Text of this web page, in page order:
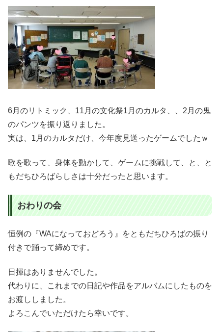
6月のリトミック、11月の文化祭1月のカルタ、、2月の鬼
のパンツを振り返りました。
実は、1月のカルタだけ、今年度見送ったゲームでしたｗ
歌を歌って、身体を動かして、ゲームに挑戦して、と、と
もだちひろばらしさは十分だったと思います。
おわりの会
恒例の『WAになっておどろう』をともだちひろばの振り
付きで踊って締めです。
日揮はありませんでした。
代わりに、これまでの日記や作品をアルバムにしたものを
お渡ししました。
よろこんでいただけたら幸いです。